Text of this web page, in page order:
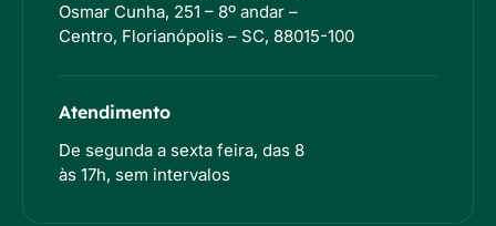
Osmar Cunha, 251 – 8º andar –
Centro, Florianópolis – SC, 88015-100
Atendimento
De segunda a sexta feira, das 8
às 17h, sem intervalos